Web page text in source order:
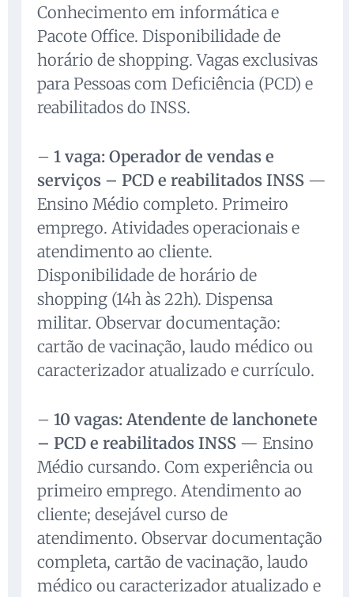
Conhecimento em informática e
Pacote Office. Disponibilidade de
horário de shopping. Vagas exclusivas
para Pessoas com Deficiência (PCD) e
reabilitados do INSS.
– 1 vaga: Operador de vendas e
serviços – PCD e reabilitados INSS —
Ensino Médio completo. Primeiro
emprego. Atividades operacionais e
atendimento ao cliente.
Disponibilidade de horário de
shopping (14h às 22h). Dispensa
militar. Observar documentação:
cartão de vacinação, laudo médico ou
caracterizador atualizado e currículo.
– 10 vagas: Atendente de lanchonete
– PCD e reabilitados INSS — Ensino
Médio cursando. Com experiência ou
primeiro emprego. Atendimento ao
cliente; desejável curso de
atendimento. Observar documentação
completa, cartão de vacinação, laudo
médico ou caracterizador atualizado e